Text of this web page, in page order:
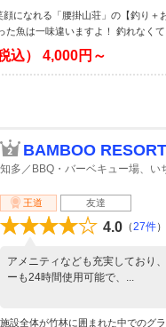
顔になれる「腰掛山荘」の【釣り
た魚は一味違いますよ！ 釣れなく
込） 4,000円～
BAMBOO
知多／BBQ・バーベキュー場、い
王道 友達
4.0 （27件）
アメニティなども充実しており
ーも24時間使用可能で、...
施設全体が竹林に囲まれた中でのグ